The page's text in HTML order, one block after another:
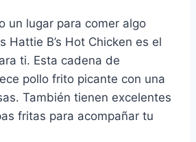
un lugar para comer algo
Hattie B’s Hot Chicken es el
ti. Esta cadena de
pollo frito picante con una
También tienen excelentes
fritas para acompañar tu